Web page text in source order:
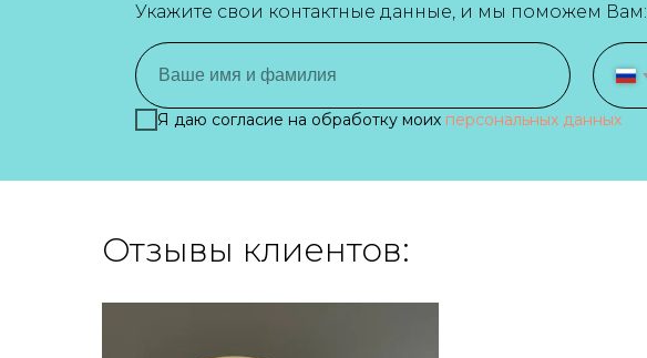
Я даю согласие на обработку моих персональных данных
Укажите свои контактные данные, и мы поможем Вам:
Отзывы клиентов: